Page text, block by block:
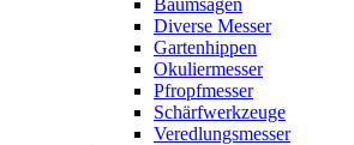
Baumsägen
Diverse Messer
Gartenhippen
Okuliermesser
Pfropfmesser
Schärfwerkzeuge
Veredlungsmesser